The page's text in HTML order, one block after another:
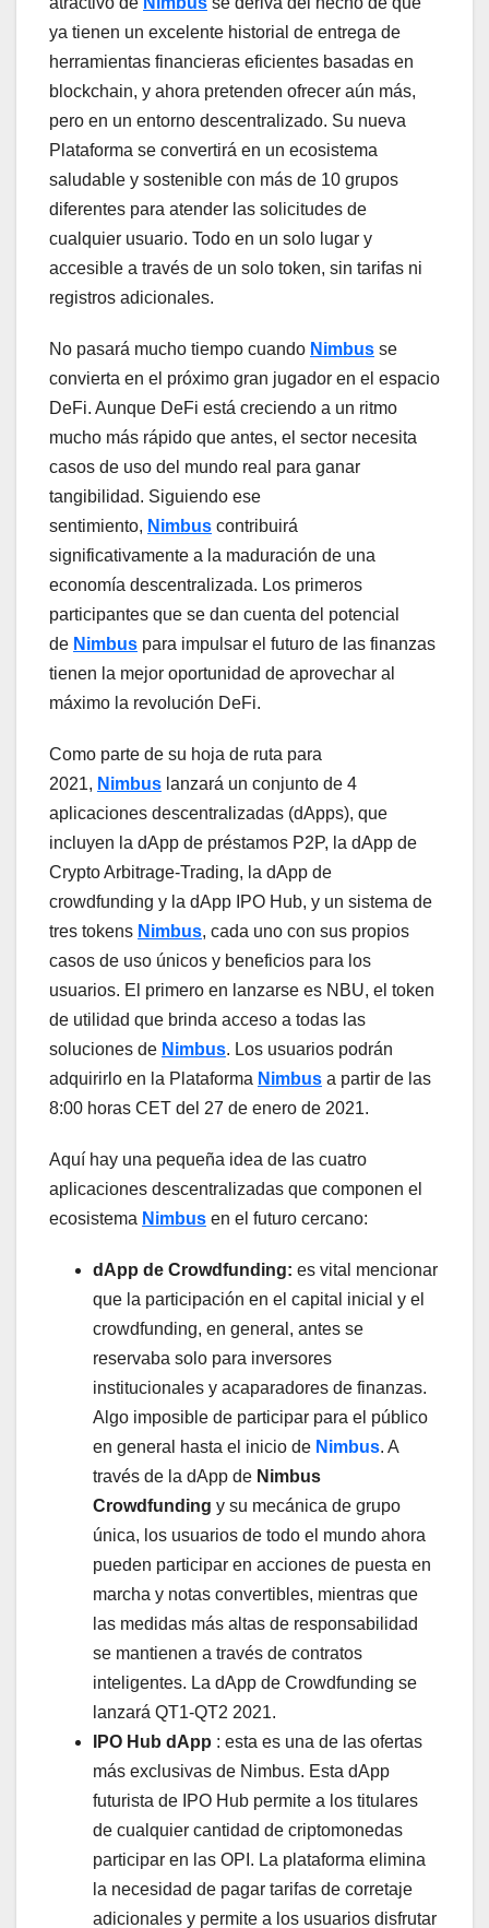
ya tienen un excelente historial de entrega de
herramientas financieras eficientes basadas en
blockchain, y ahora pretenden ofrecer aún más,
pero en un entorno descentralizado. Su nueva
Plataforma se convertirá en un ecosistema
saludable y sostenible con más de 10 grupos
diferentes para atender las solicitudes de
cualquier usuario. Todo en un solo lugar y
accesible a través de un solo token, sin tarifas ni
registros adicionales.
No pasará mucho tiempo cuando Nimbus se
convierta en el próximo gran jugador en el espacio
DeFi. Aunque DeFi está creciendo a un ritmo
mucho más rápido que antes, el sector necesita
casos de uso del mundo real para ganar
tangibilidad. Siguiendo ese
sentimiento, Nimbus contribuirá
significativamente a la maduración de una
economía descentralizada. Los primeros
participantes que se dan cuenta del potencial
de Nimbus para impulsar el futuro de las finanzas
tienen la mejor oportunidad de aprovechar al
máximo la revolución DeFi.
Como parte de su hoja de ruta para
2021, Nimbus lanzará un conjunto de 4
aplicaciones descentralizadas (dApps), que
incluyen la dApp de préstamos P2P, la dApp de
Crypto Arbitrage-Trading, la dApp de
crowdfunding y la dApp IPO Hub, y un sistema de
tres tokens Nimbus, cada uno con sus propios
casos de uso únicos y beneficios para los
usuarios. El primero en lanzarse es NBU, el token
de utilidad que brinda acceso a todas las
soluciones de Nimbus. Los usuarios podrán
adquirirlo en la Plataforma Nimbus a partir de las
8:00 horas CET del 27 de enero de 2021.
Aquí hay una pequeña idea de las cuatro
aplicaciones descentralizadas que componen el
ecosistema Nimbus en el futuro cercano:
dApp de Crowdfunding: es vital mencionar
que la participación en el capital inicial y el
crowdfunding, en general, antes se
reservaba solo para inversores
institucionales y acaparadores de finanzas.
Algo imposible de participar para el público
en general hasta el inicio de Nimbus. A
través de la dApp de Nimbus
Crowdfunding y su mecánica de grupo
única, los usuarios de todo el mundo ahora
pueden participar en acciones de puesta en
marcha y notas convertibles, mientras que
las medidas más altas de responsabilidad
se mantienen a través de contratos
inteligentes. La dApp de Crowdfunding se
lanzará QT1-QT2 2021.
IPO Hub dApp : esta es una de las ofertas
más exclusivas de Nimbus. Esta dApp
futurista de IPO Hub permite a los titulares
de cualquier cantidad de criptomonedas
participar en las OPI. La plataforma elimina
la necesidad de pagar tarifas de corretaje
adicionales y permite a los usuarios disfrutar